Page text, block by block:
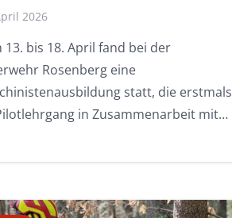
2026
13. bis 18. April fand bei der
Rosenberg eine
statt, die erstmals
in Zusammenarbeit mit…